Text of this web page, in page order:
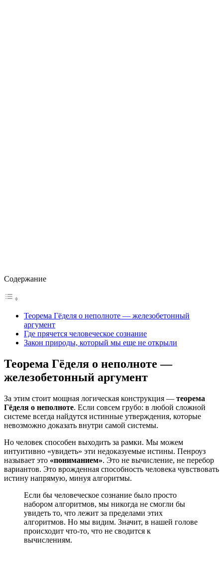
Содержание
Теорема Гёделя о неполноте — железобетонный
аргумент
Где прячется человеческое сознание
Закон природы, который мы еще не открыли
Теорема Гёделя о неполноте —
железобетонный аргумент
За этим стоит мощная логическая конструкция — теорема
Гёделя о неполноте. Если совсем грубо: в любой сложной
системе всегда найдутся истинные утверждения, которые
невозможно доказать внутри самой системы.
Но человек способен выходить за рамки. Мы можем
интуитивно «увидеть» эти недоказуемые истины. Пенроуз
называет это «пониманием». Это не вычисление, не перебор
вариантов. Это врожденная способность человека чувствовать
истину напрямую, минуя алгоритмы.
Если бы человеческое сознание было просто
набором алгоритмов, мы никогда не смогли бы
увидеть то, что лежит за пределами этих
алгоритмов. Но мы видим. Значит, в нашей голове
происходит что-то, что не сводится к
вычислениям.